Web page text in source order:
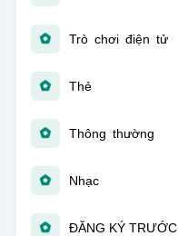
Trò chơi điện tử
Thẻ
Thông thường
Nhạc
ĐĂNG KÝ TRƯỚC